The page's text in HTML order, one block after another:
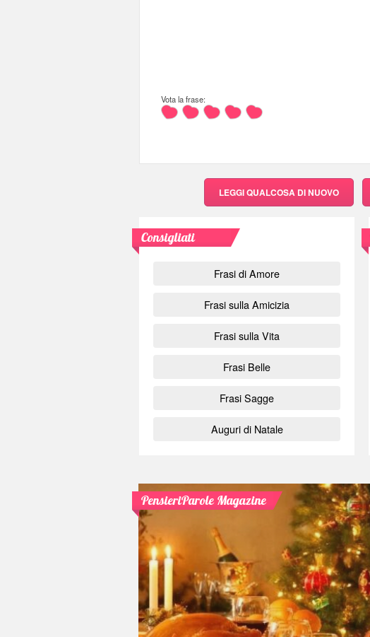
Vota la frase:
LEGGI QUALCOSA DI NUOVO
Consigliati
Frasi di Amore
Frasi sulla Amicizia
Frasi sulla Vita
Frasi Belle
Frasi Sagge
Auguri di Natale
PensieriParole Magazine